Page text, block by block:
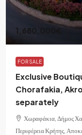
1,680,000€
FOR SALE
Exclusive
Chorafakia,
separately
Χωραφάκια, Δήμος
Περιφέρεια Κρήτης,